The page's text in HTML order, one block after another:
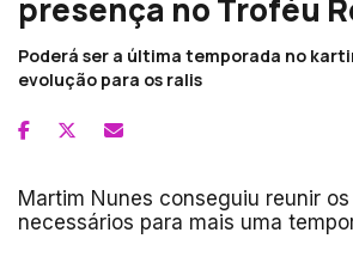
presença no Troféu
Poderá ser a última temporada no
evolução para os ralis
Martim Nunes conseguiu reunir
necessários para mais uma